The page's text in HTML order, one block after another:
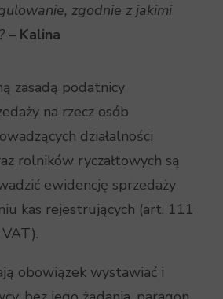
zgodnie z jakimi
– Kalina
zasadą podatnicy
na rzecz osób
działalności
rolników ryczałtowych są
ewidencję sprzedaży
kas rejestrujących (art. 111
obowiązek wystawiać i